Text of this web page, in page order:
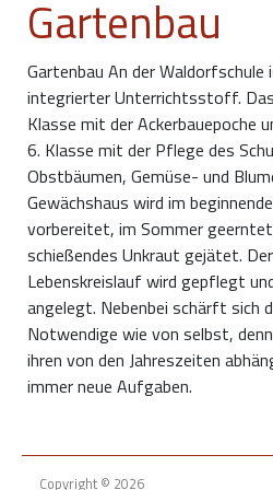
Gartenbau
Gartenbau An der
integrierter Unterrichtsstoff.
Klasse mit der Ackerbauepoche
6. Klasse mit der Pflege des
Obstbäumen, Gemüse- und
Gewächshaus wird im
vorbereitet, im Sommer
schießendes Unkraut gejätet.
Lebenskreislauf wird gepflegt
angelegt. Nebenbei schärft sich
Notwendige wie von selbst,
ihren von den Jahreszeiten
immer neue Aufgaben.
Copyright © 2026